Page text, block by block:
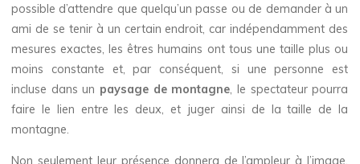
possible d’attendre que quelqu’un passe ou de demander à un
ami de se tenir à un certain endroit, car indépendamment des
mesures exactes, les êtres humains ont tous une taille plus ou
moins constante et, par conséquent, si une personne est
incluse dans un paysage de montagne , le spectateur pourra
faire le lien entre les deux, et juger ainsi de la taille de la
montagne.
Non seulement leur présence donnera de l’ampleur à l’image,